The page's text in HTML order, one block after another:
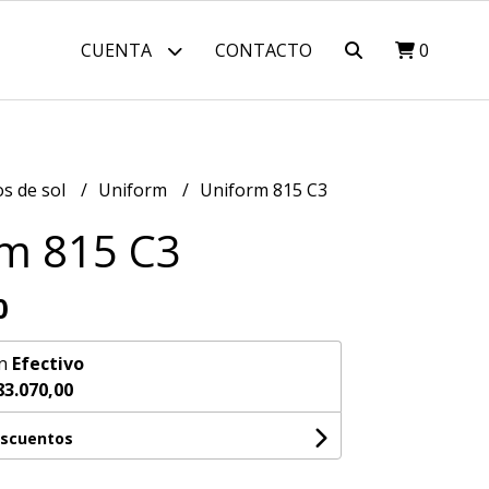
CUENTA CONTACTO 0
de sol Uniform Uniform 815 C3
815 C3
Efectivo